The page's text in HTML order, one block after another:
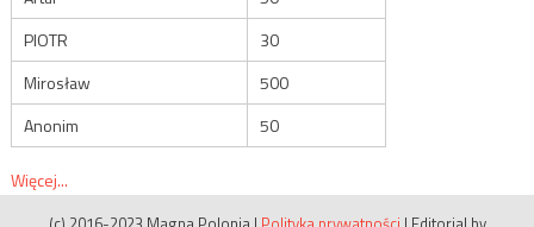
PIOTR
30
Mirosław
500
Anonim
50
Więcej...